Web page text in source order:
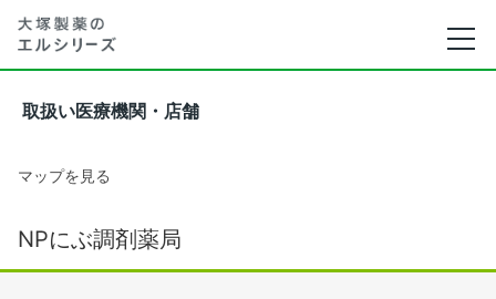
取扱い医療機関・店舗
マップを見る
NPにぶ調剤薬局